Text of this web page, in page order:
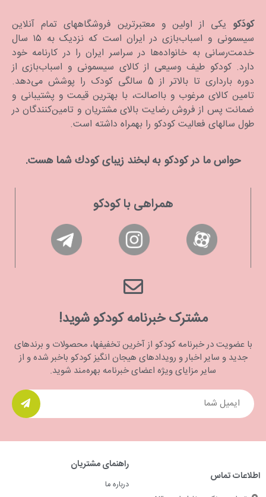
کودَکو یکی از اولین و معتبرترین فروشگاههای تمام آنلاین
سیسمونی و اسباب‌بازی در ایران است که نزدیک به ۱۵ سال
خدمت‌رسانی به خانواده‌ها در سراسر ایران را در کارنامه خود
دارد. كودكو طیف وسیعی از کالای سیسمونی و اسباب‌بازی از
دوره بارداری تا بالاتر از 5 سالگی کودک را پوشش می‌دهد.
تامین کالای مرغوب و بااصالت، با بهترین قیمت و پشتیبانی و
ضمانت پس از فروش رضایت بالای مشتریان و تامین‌کنندگان در
طول سالهای فعالیت کودکو را بهمراه داشته است.
حواس ما در كودكو به لبخند زیبای كودك شما هست.
همراهی با کودکو
مشترک خبرنامه کودکو شوید!
با عضویت در خبرنامه کودکو از آخرین تخفیفها، محصولات و برندهای
جدید و سایر اخبار و رویدادهای هیجان انگیز کودکو باخبر شده و از
سایر مزایای ویژه اعضای خبرنامه بهره‌مند شوید.
اطلاعات تماس
راهنمای مشتریان
درباره ما